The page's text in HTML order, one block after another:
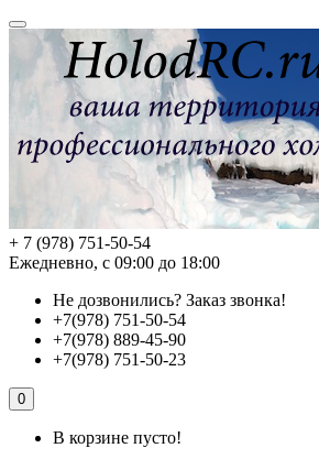
+ 7 (978) 751-50-54
Ежедневно, с 09:00 до 18:00
Не дозвонились? Заказ звонка!
+7(978) 751-50-54
+7(978) 889-45-90
+7(978) 751-50-23
0
В корзине пусто!